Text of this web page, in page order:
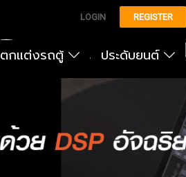
LOGIN REGISTER
ตกแต่งรถตู้ ประดับยนต์